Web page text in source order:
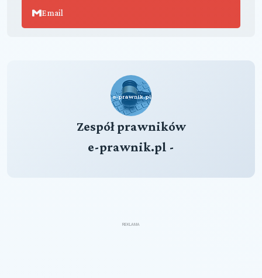
Email
Zespół prawników
e-prawnik.pl -
REKLAMA